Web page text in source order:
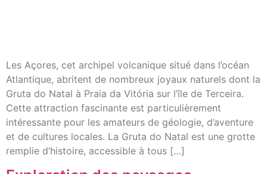
Les Açores, cet archipel volcanique situé dans l’océan
Atlantique, abritent de nombreux joyaux naturels dont la
Gruta do Natal à Praia da Vitória sur l’île de Terceira.
Cette attraction fascinante est particulièrement
intéressante pour les amateurs de géologie, d’aventure
et de cultures locales. La Gruta do Natal est une grotte
remplie d’histoire, accessible à tous […]